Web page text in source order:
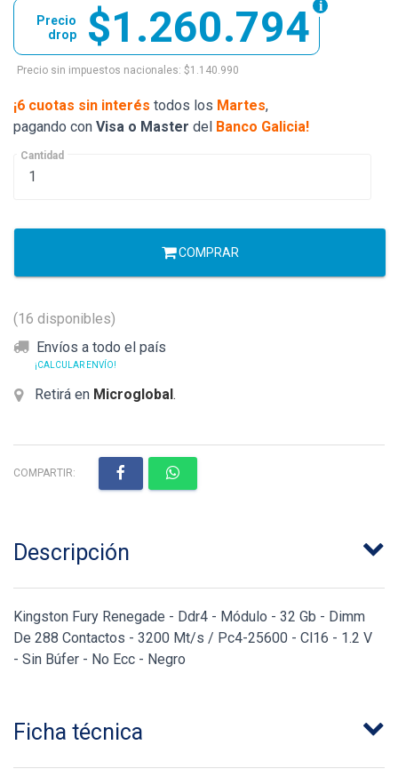
$1.260.794
Precio
drop
Precio sin impuestos nacionales: $1.140.990
¡6 cuotas sin interés todos los Martes,
pagando con Visa o Master del Banco Galicia!
Cantidad
COMPRAR
(16 disponibles)
Envíos a todo el país
¡CALCULAR ENVÍO!
Retirá en Microglobal.
COMPARTIR:
Descripción
Kingston Fury Renegade - Ddr4 - Módulo - 32 Gb - Dimm
De 288 Contactos - 3200 Mt/s / Pc4-25600 - Cl16 - 1.2 V
- Sin Búfer - No Ecc - Negro
Ficha técnica